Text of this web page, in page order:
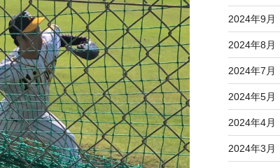
2024年9月
2024年8月
2024年7月
2024年5月
2024年4月
2024年3月